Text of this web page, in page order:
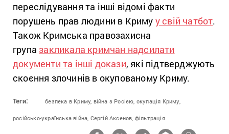
переслідування та інші відомі факти
порушень прав людини в Криму у свій чатбот.
Також Кримська правозахисна
групазакликала кримчан надсилати
документи та інші докази, які підтверджують
скоєння злочинів в окупованому Криму.
Теги: безпека в Криму, війна з Росією, окупація Криму,
російсько-українська війна, Сергій Аксенов, фільтрація